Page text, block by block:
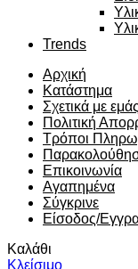
Trends
Αρχική
Κατάστημα
Σχετικά με εμάς
Πολιτική
Τρόποι
Επικοινωνία
Αγαπημένα
Σύγκρινε
Είσοδος/
Καλάθι
Κλείσιμο